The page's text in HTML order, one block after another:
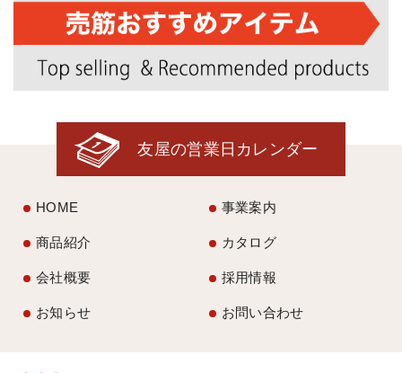
友屋の営業日カレンダー
HOME 事業案内
商品紹介 カタログ
会社概要 採用情報
お知らせ お問い合わせ